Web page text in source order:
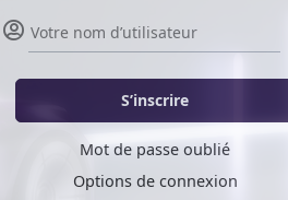
S’inscrire
Mot de passe oublié
Options de connexion